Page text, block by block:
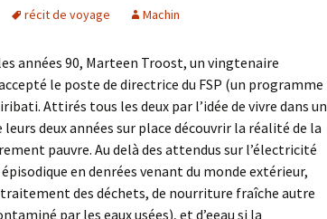
récit de voyage Machin
années 90, Marteen Troost, un vingtenaire
le poste de directrice du FSP (un programme
Attirés tous les deux par l’idée de vivre dans un
deux années sur place découvrir la réalité de la
pauvre. Au delà des attendus sur l’électricité
en denrées venant du monde extérieur,
traitement des déchets, de nourriture fraîche autre
par les eaux usées), et d’eeau si la